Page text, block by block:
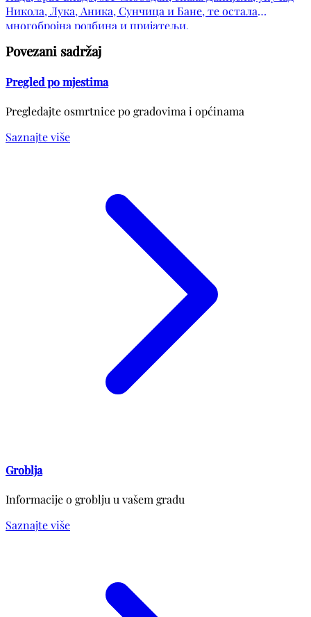
Никола, Лука, Аника, Сунчица и Бане, те остала
многобројна родбина и пријатељи.
Povezani sadržaj
Pregled po mjestima
Pregledajte osmrtnice po gradovima i općinama
Saznajte više
Groblja
Informacije o groblju u vašem gradu
Saznajte više